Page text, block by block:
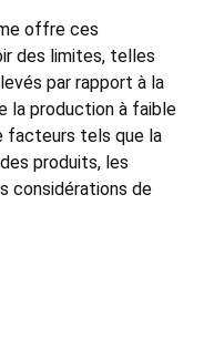
offre ces
des limites, telles
par rapport à la
la production à faible
facteurs tels que la
produits, les
considérations de